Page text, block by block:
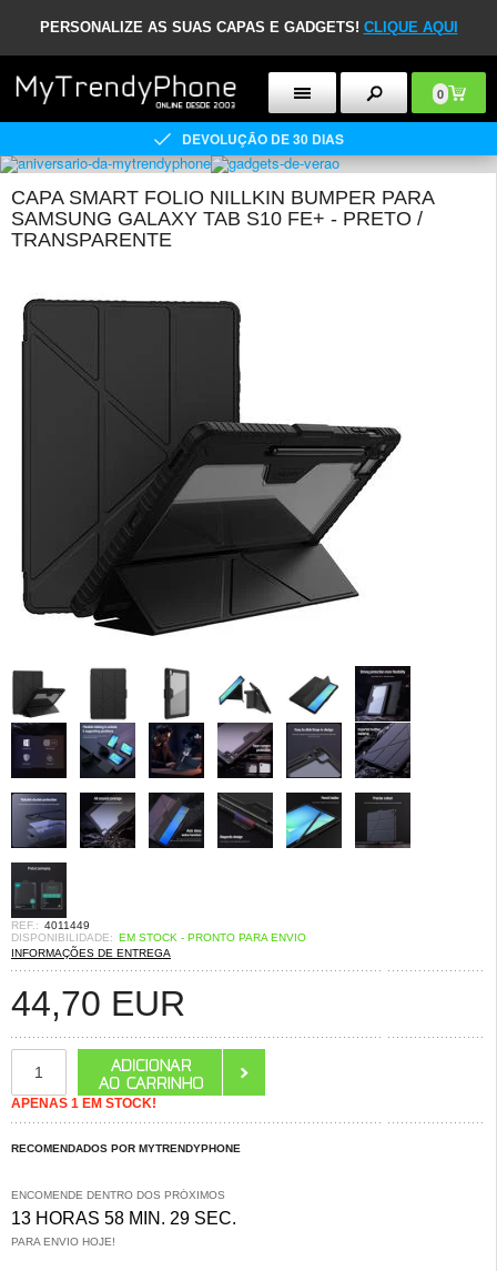
PERSONALIZE AS SUAS CAPAS E GADGETS! CLIQUE AQUI
0
DEVOLUÇÃO DE 30 DIAS
CAPA SMART FOLIO NILLKIN BUMPER PARA
SAMSUNG GALAXY TAB S10 FE+ - PRETO /
TRANSPARENTE
REF.: 4011449
DISPONIBILIDADE: EM STOCK - PRONTO PARA ENVIO
INFORMAÇÕES DE ENTREGA
44,70 EUR
APENAS 1 EM STOCK!
RECOMENDADOS POR MYTRENDYPHONE
ENCOMENDE DENTRO DOS PRÓXIMOS
13 HORAS 58 MIN. 29 SEC.
PARA ENVIO HOJE!